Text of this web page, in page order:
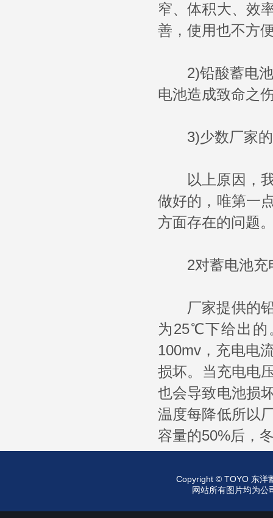
窄、体积大、效
善，使用也不方
2)铅酸蓄电池
电池造成致命之
3)少数厂家的
以上原因，我
做好的，唯第一
方面存在的问题
2对蓄电池充
厂家提供的铅
为25℃下给出的
100mv，充电电
损坏。当充电电
也会导致电池损
温度每降低所以
容量的50%后，
Copyright © TOYO 东洋
网站所有图片均为公